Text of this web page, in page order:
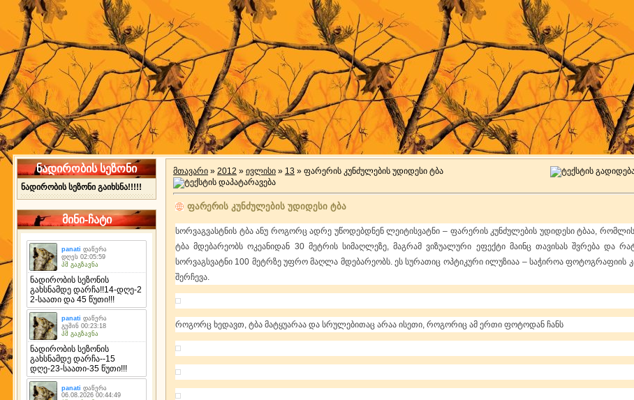
ნადირობის სეზონი
ნადირობის სეზონი გაიხსნა!!!!!
მინი-ჩატი
მთავარი » 2012 » ივლისი » 13 » ფარერის კუნძულების უდიდესი ტბა
ფარერის კუნძულების უდიდესი ტბა
სორვაგვასტნის ტბა ანუ როგორც ადრე უწოდებდნენ ლეიტისვატნი – ფარერის კუნძულების უდიდესი ტბაა,
ტბა მდებარეობს ოკეანიდან 30 მეტრის სიმაღლეზე, მაგრამ ვიზუალური ეფექტი მაინც თავისას შვრება და
სორვაგსვატნი 100 მეტრზე უფრო მაღლა მდებარეობს.ეს სურათიც ოპტიკური ილუზიაა – საჭიროა ფოტოგრაფიის
შერჩევა.
როგორც ხედავთ, ტბა მატყუარაა და სრულებითაც არაა ისეთი, როგორიც ამ ერთი ფოტოდან ჩანს